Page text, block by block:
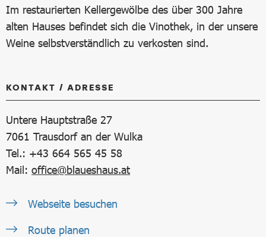
Im restaurierten Kellergewölbe des über 300 Jahre
alten Hauses befindet sich die Vinothek, in der unsere
Weine selbstverständlich zu verkosten sind.
KONTAKT / ADRESSE
Untere Hauptstraße 27
7061 Trausdorf an der Wulka
Tel.: +43 664 565 45 58
Mail: office@blaueshaus.at
Webseite besuchen
Route planen